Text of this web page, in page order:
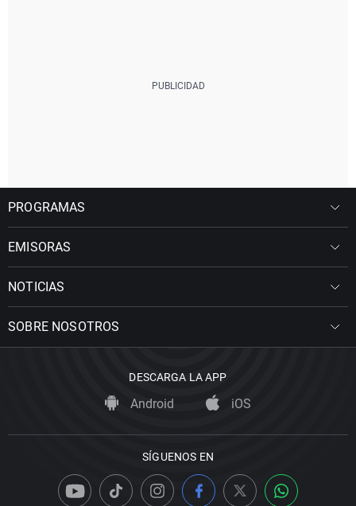
PROGRAMAS
EMISORAS
NOTICIAS
SOBRE NOSOTROS
DESCARGA LA APP
Android iOS
SÍGUENOS EN